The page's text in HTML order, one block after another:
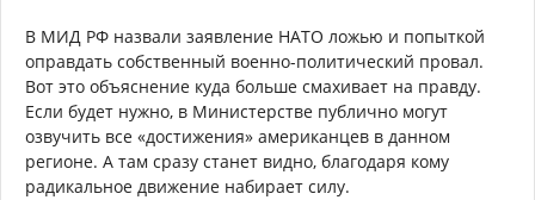
В МИД РФ назвали заявление НАТО ложью и попыткой
оправдать собственный военно-политический провал.
Вот это объяснение куда больше смахивает на правду.
Если будет нужно, в Министерстве публично могут
озвучить все «достижения» американцев в данном
регионе. А там сразу станет видно, благодаря кому
радикальное движение набирает силу.